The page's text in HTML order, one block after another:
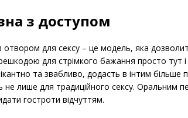
з доступом
отвором для сексу – це модель, яка
для стрімкого бажання просто тут
та звабливо, додасть в інтим більше
не лише для традиційного сексу. Оральним
гостроти відчуттям.